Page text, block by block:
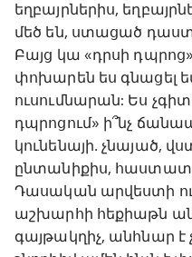
եղբայրներիս,
մեծ են, ստացած
Բայց կա «դրսի
փոխարեն ես գնացել
ուսումնարան: Ես
դպրոցում» ի՞նչ
կունենայի․ չնայած,
ընտանիքիս, հաստատ
Դասական արվեստի
աշխարհի հեքիաթն
գայթակղիչ, անհնար է